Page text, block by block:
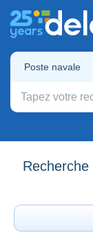
Poste navale